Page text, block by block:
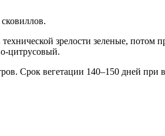
зрелости зеленые,
цитрусовый.
Срок вегетации 140–150 дней